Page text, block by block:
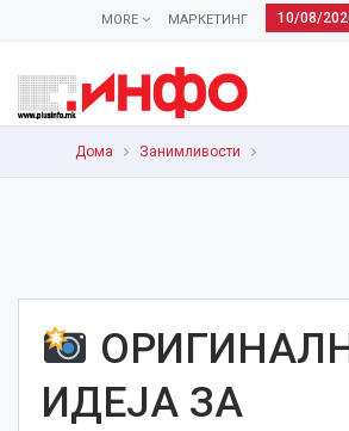
10/08/
МАРКЕТИНГ
MORE
Дома Занимливости
ИДЕЈА ЗА